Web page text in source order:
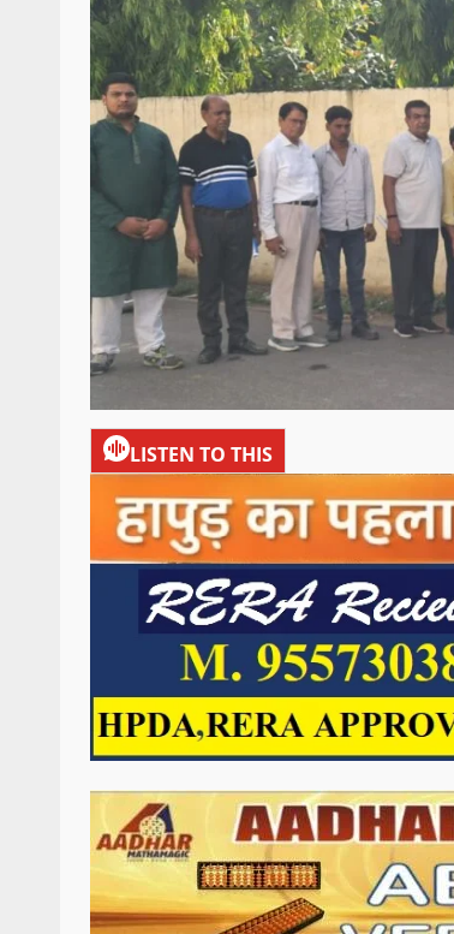
LISTEN TO THIS